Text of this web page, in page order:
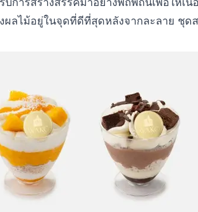
ผลไม้อยู่ในจุดที่ดีที่สุดหลังจากละลาย ชุด